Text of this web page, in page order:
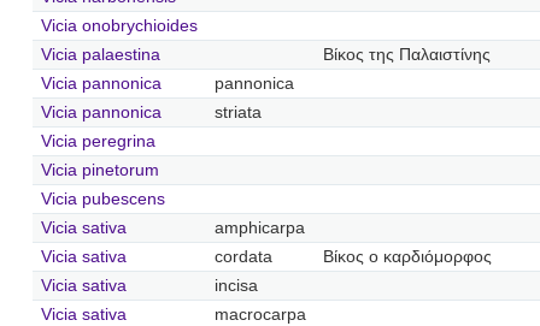
Vicia onobrychioides
Vicia palaestina
Βίκος της Παλαιστίνης
Vicia pannonica
pannonica
Vicia pannonica
striata
Vicia peregrina
Vicia pinetorum
Vicia pubescens
Vicia sativa
amphicarpa
Vicia sativa
cordata
Βίκος ο καρδιόμορφος
Vicia sativa
incisa
Vicia sativa
macrocarpa